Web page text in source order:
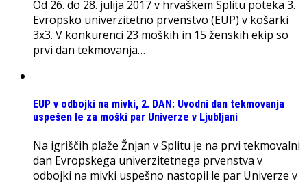
Od 26. do 28. julija 2017 v hrvaškem Splitu poteka 3.
Evropsko univerzitetno prvenstvo (EUP) v košarki
3x3. V konkurenci 23 moških in 15 ženskih ekip so
prvi dan tekmovanja…
EUP v odbojki na mivki, 2. DAN: Uvodni dan tekmovanja
uspešen le za moški par Univerze v Ljubljani
Na igriščih plaže Žnjan v Splitu je na prvi tekmovalni
dan Evropskega univerzitetnega prvenstva v
odbojki na mivki uspešno nastopil le par Univerze v